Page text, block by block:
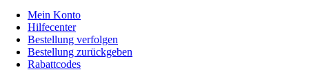
Mein Konto
Hilfecenter
Bestellung verfolgen
Bestellung zurückgeben
Rabattcodes